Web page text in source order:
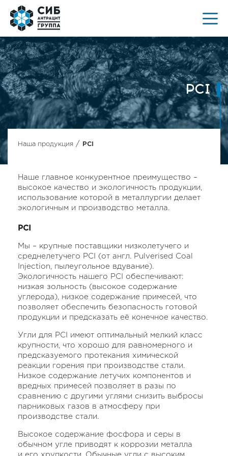
PCI
Наша продукция / PCI
Наше главное конкурентное преимущество –
высокое качество и экологичность продукции,
использование которой в металлургии делает
экологичным и производство металла.
PCI
Мы – крупные поставщики низколетучего и
среднелетучего PCI (от англ. Pulverised Coal
Injection, пылеугольное вдувание).
Экологичность нашего PCI обеспечивают:
низкая зольность (высокое содержание
углерода), низкое содержание примесей, что
позволяет обеспечить безопасность готовой
продукции и предсказать её конечное качество.
Угли для PCI имеют оптимальный мелкий класс
крупности, что хорошо для равномерного и
предсказуемого протекания химической
реакции горения при производстве стали.
Низкое содержание летучих компонентов и
вредных примесей позволяет в разы по
сравнению с другими углями снизить выбросы
парниковых газов в атмосферу при
производстве стали.
Высокое содержание фосфора и серы в
обычном угле приводят к коррозии металла
и его хрупкости. Обычные угли с высоким